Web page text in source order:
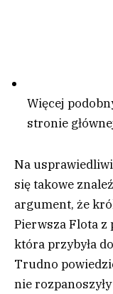
Więcej
stronie
Na
się takowe
argument, że
Pierwsza Flota
która przybyła
Trudno
nie